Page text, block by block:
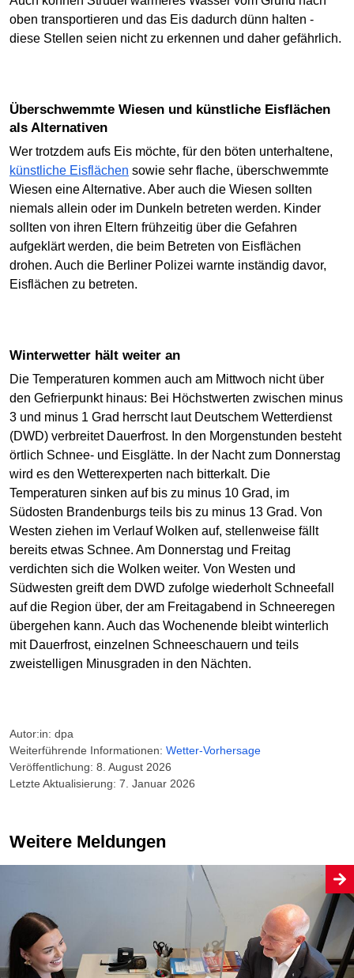
oben transportieren und das Eis dadurch dünn halten -
diese Stellen seien nicht zu erkennen und daher gefährlich.
Überschwemmte Wiesen und künstliche Eisflächen
als Alternativen
Wer trotzdem aufs Eis möchte, für den böten unterhaltene,
künstliche Eisflächen sowie sehr flache, überschwemmte
Wiesen eine Alternative. Aber auch die Wiesen sollten
niemals allein oder im Dunkeln betreten werden. Kinder
sollten von ihren Eltern frühzeitig über die Gefahren
aufgeklärt werden, die beim Betreten von Eisflächen
drohen. Auch die Berliner Polizei warnte inständig davor,
Eisflächen zu betreten.
Winterwetter hält weiter an
Die Temperaturen kommen auch am Mittwoch nicht über
den Gefrierpunkt hinaus: Bei Höchstwerten zwischen minus
3 und minus 1 Grad herrscht laut Deutschem Wetterdienst
(DWD) verbreitet Dauerfrost. In den Morgenstunden besteht
örtlich Schnee- und Eisglätte. In der Nacht zum Donnerstag
wird es den Wetterexperten nach bitterkalt. Die
Temperaturen sinken auf bis zu minus 10 Grad, im
Südosten Brandenburgs teils bis zu minus 13 Grad. Von
Westen ziehen im Verlauf Wolken auf, stellenweise fällt
bereits etwas Schnee. Am Donnerstag und Freitag
verdichten sich die Wolken weiter. Von Westen und
Südwesten greift dem DWD zufolge wiederholt Schneefall
auf die Region über, der am Freitagabend in Schneeregen
übergehen kann. Auch das Wochenende bleibt winterlich
mit Dauerfrost, einzelnen Schneeschauern und teils
zweistelligen Minusgraden in den Nächten.
Autor:in: dpa
Weiterführende Informationen: Wetter-Vorhersage
Veröffentlichung: 8. August 2026
Letzte Aktualisierung: 7. Januar 2026
Weitere Meldungen